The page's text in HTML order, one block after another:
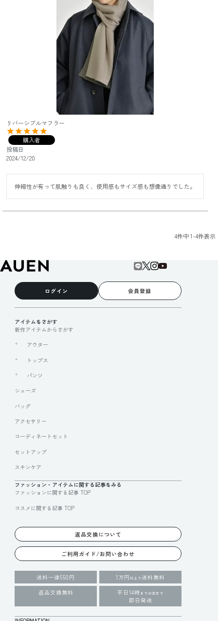
リバーシブルマフラー
購入者
投稿日
2024/12/20
伸縮性が有って肌触りも良く、使用感もサイズ感も想像通りでした。
4件中1-4件表示
ログイン 会員登録
アイテムをさがす
新作アイテムからさがす
アウター
トップス
パンツ
シューズ
バッグ
アクセサリー
コーディネートセット
セットアップ
スキンケア
ファッション・アイテムに関する記事をみる
ファッションに関する記事 TOP
コスメに関する記事 TOP
返品交換について
ご利用ガイド/お問い合わせ
送料一律550円 1万円 以上で送料無料
返品交換無料
平日14時 までの注文で
即日発送